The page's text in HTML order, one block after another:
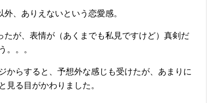
、ありえないという恋愛感。
たが、表情が（あくまでも私見ですけど）真剣だ
。。。
からすると、予想外な感じも受けたが、あまりに
見る目がかわりました。